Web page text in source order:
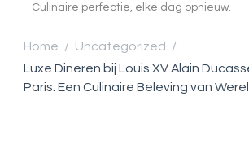
Culinaire perfectie, elke dag opnieuw.
Home / Uncategorized
/
Luxe Dineren bij Louis XV Alain
Paris: Een Culinaire Beleving van